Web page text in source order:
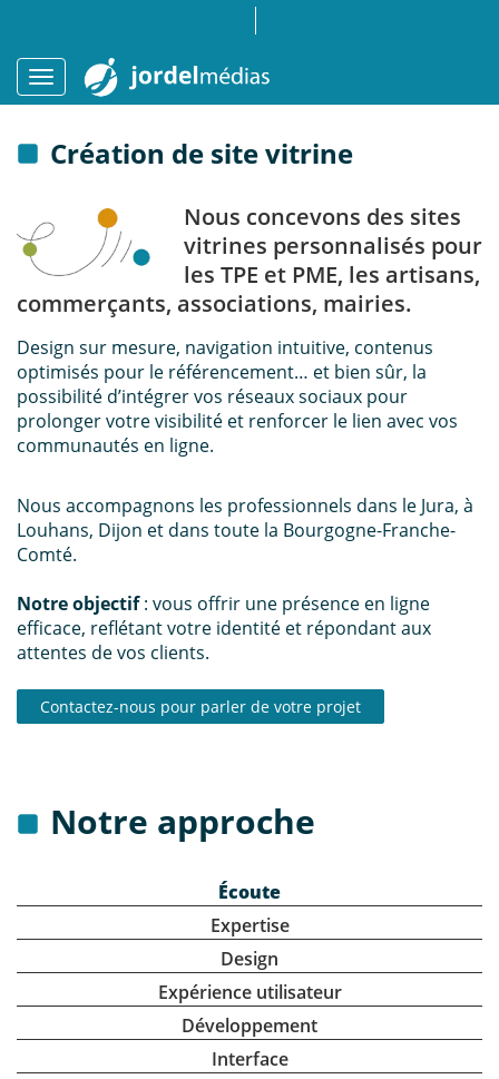
Création de site vitrine
Nous concevons des sites
vitrines personnalisés pour
les TPE et PME, les artisans,
commerçants, associations, mairies.
Design sur mesure, navigation intuitive, contenus
optimisés pour le référencement… et bien sûr, la
possibilité d’intégrer vos réseaux sociaux pour
prolonger votre visibilité et renforcer le lien avec vos
communautés en ligne.
Nous accompagnons les professionnels dans le Jura, à
Louhans, Dijon et dans toute la Bourgogne-Franche-
Comté.
Notre objectif: vous offrir une présence en ligne
efficace, reflétant votre identité et répondant aux
attentes de vos clients.
Contactez-nous pour parler de votre projet
Notre approche
Écoute
Expertise
Design
Expérience utilisateur
Développement
Interface